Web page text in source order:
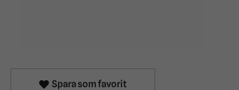
Spara som favorit